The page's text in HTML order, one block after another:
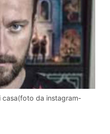
casa(foto da instagram-